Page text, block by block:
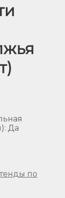
: Да
по